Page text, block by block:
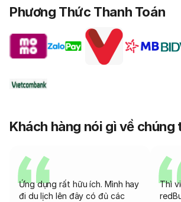
Phương Thức Thanh Toán
Khách hàng nói gì về chúng
Ứng dụng rất hữu ích. Mình hay
đi du lịch lên đây có đủ các
Thì